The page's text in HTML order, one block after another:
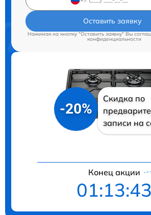
Оставить заявку
Нажимая на кнопку "Оставить заявку" Вы
конфиденциальности
-20%
Скидка по
записи на
Конец акции
01:13:42